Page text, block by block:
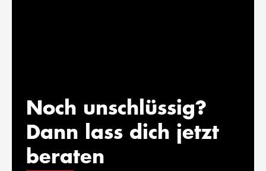
Noch unschlüssig?
Dann lass dich jetzt
beraten